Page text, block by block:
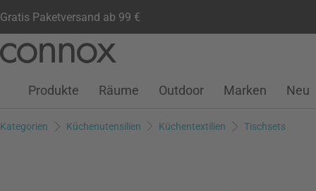
Gratis Paketversand ab 99 €
Seiteninhalt
Suchfeld
Kundenkonto
Wunschliste
Warenkorb
Produkte Räume Outdoor Marken Neu
Kategorien Küchenutensilien Küchentextilien Tischsets